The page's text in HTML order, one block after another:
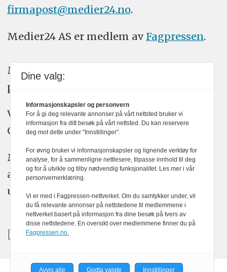
firmapost@medier24.no.
Medier24 AS er medlem av Fagpressen.
Medier24 arbeider etter Vær Varsom-
plakatens regler for god presseskikk.
Vi bruker KI-verktøy som ChatGPT,
Claude, og Gemini i journalistikken vår.
Medier24s redaksjon har alltid det fulle
ansvar for publisert innhold, med eller
uten bruk av kunstig intelligens.
Dine valg:
Informasjonskapsler og personvern
For å gi deg relevante annonser på vårt nettsted bruker vi
informasjon fra ditt besøk på vårt nettsted. Du kan reservere
deg mot dette under "Innstillinger".
For øvrig bruker vi informasjonskapsler og lignende verktøy for
analyse, for å sammenligne nettlesere, tilpasse innhold til deg
og for å utvikle og tilby nødvendig funksjonalitet. Les mer i vår
personvernerklæring.
Vi er med i Fagpressen-nettverket. Om du samtykker under, vil
du få relevante annonser på nettstedene til medlemmene i
nettverket basert på informasjon fra dine besøk på tvers av
disse nettstedene. En oversikt over medlemmene finner du på
Fagpressen.no.
Avvis alle Godta valgte Innstillinger